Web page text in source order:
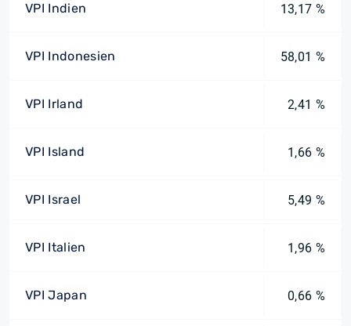
VPI Indien 13,17 %
VPI Indonesien 58,01 %
VPI Irland 2,41 %
VPI Island 1,66 %
VPI Israel 5,49 %
VPI Italien 1,96 %
VPI Japan 0,66 %